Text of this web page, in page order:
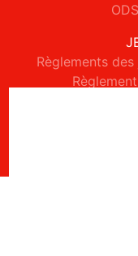
Règlements